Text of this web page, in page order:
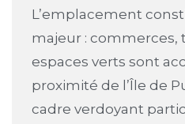
L’emplacement
majeur : commerces,
espaces verts sont
proximité de l’Île de
cadre verdoyant